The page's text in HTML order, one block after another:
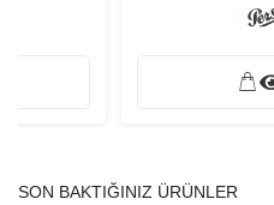
SON BAKTIĞINIZ ÜRÜNLER